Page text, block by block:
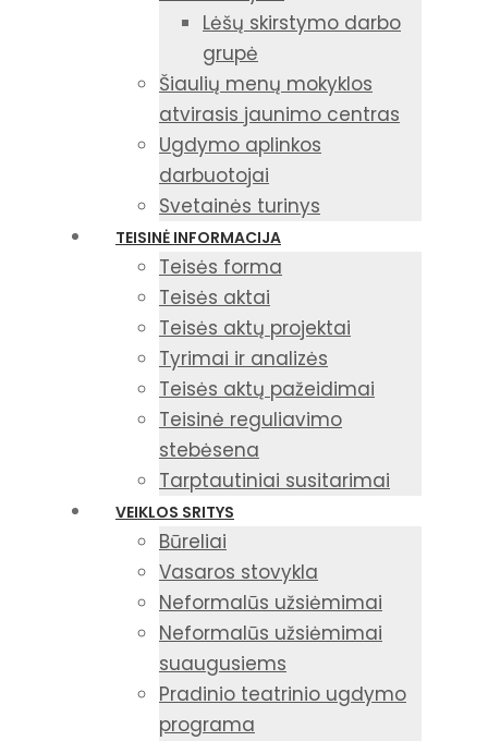
Lėšų skirstymo darbo
grupė
Šiaulių menų mokyklos
atvirasis jaunimo centras
Ugdymo aplinkos
darbuotojai
Svetainės turinys
TEISINĖ INFORMACIJA
Teisės forma
Teisės aktai
Teisės aktų projektai
Tyrimai ir analizės
Teisės aktų pažeidimai
Teisinė reguliavimo
stebėsena
Tarptautiniai susitarimai
VEIKLOS SRITYS
Būreliai
Vasaros stovykla
Neformalūs užsiėmimai
Neformalūs užsiėmimai
suaugusiems
Pradinio teatrinio ugdymo
programa